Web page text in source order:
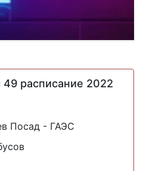
49 расписание 2022
Посад - ГАЭС